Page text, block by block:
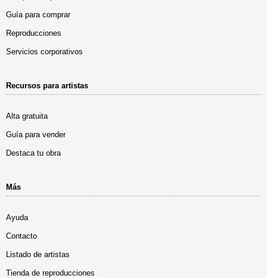
Guía para comprar
Reproducciones
Servicios corporativos
Recursos para artistas
Alta gratuita
Guía para vender
Destaca tu obra
Más
Ayuda
Contacto
Listado de artistas
Tienda de reproducciones